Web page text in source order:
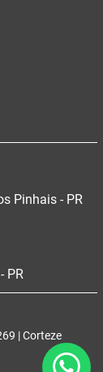
Pinhais - PR
PR
| Corteze